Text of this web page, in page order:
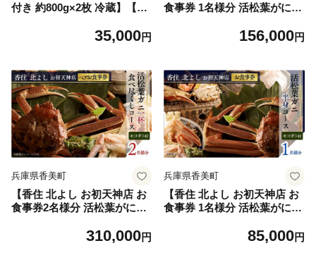
付き 約800g×2枚 冷蔵】【令
甘み 強い かに カニ 蟹 香住
身 かにすき 鍋 大人気 ふるさ
と納税 おすすめ 兵庫 香美 香
住 但馬漁業 遊魚館 KMG 03-
08-4
35,000円
食事券 1名様分 活松葉がに1
ニ(香箱ガニ)付き） 】松葉が
かにすき 蟹スキ 鍋 お鍋 かに
みそ ふるさと納税 大阪 梅田
兵庫県 香美町 香住 食事券 北
由商店 44-06
156,000円
兵庫県香美町
【香住 北よし お初天神店 お
食事券2名様分 活松葉がに1
ニ(香箱ガニ)付き） 】松葉が
310,000円
兵庫県香美町
【香住 北よし お初天神店 お
食事券 1名様分 活松葉がに半
ニ)付き） 】松葉がに 活ガニ
85,000円